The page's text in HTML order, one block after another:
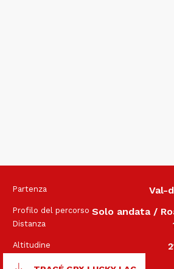
Partenza Val-
Profilo del percorso Solo andata /
Distanza
Altitudine